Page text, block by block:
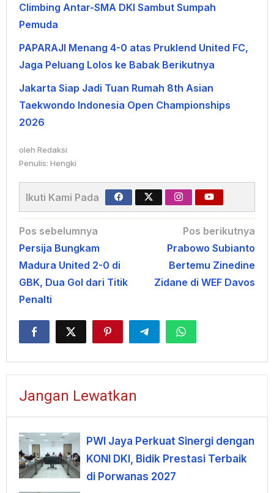
Climbing Antar-SMA DKI Sambut Sumpah
Pemuda
PAPARAJI Menang 4-0 atas Pruklend United FC,
Jaga Peluang Lolos ke Babak Berikutnya
Jakarta Siap Jadi Tuan Rumah 8th Asian
Taekwondo Indonesia Open Championships
2026
oleh Redaksi
Penulis: Hengki
Ikuti Kami Pada
Navigasi
pos
Pos sebelumnya
Persija Bungkam
Madura United 2-0 di
GBK, Dua Gol dari Titik
Penalti
Pos berikutnya
Prabowo Subianto
Bertemu Zinedine
Zidane di WEF Davos
Jangan Lewatkan
PWI Jaya Perkuat Sinergi dengan
KONI DKI, Bidik Prestasi Terbaik
di Porwanas 2027